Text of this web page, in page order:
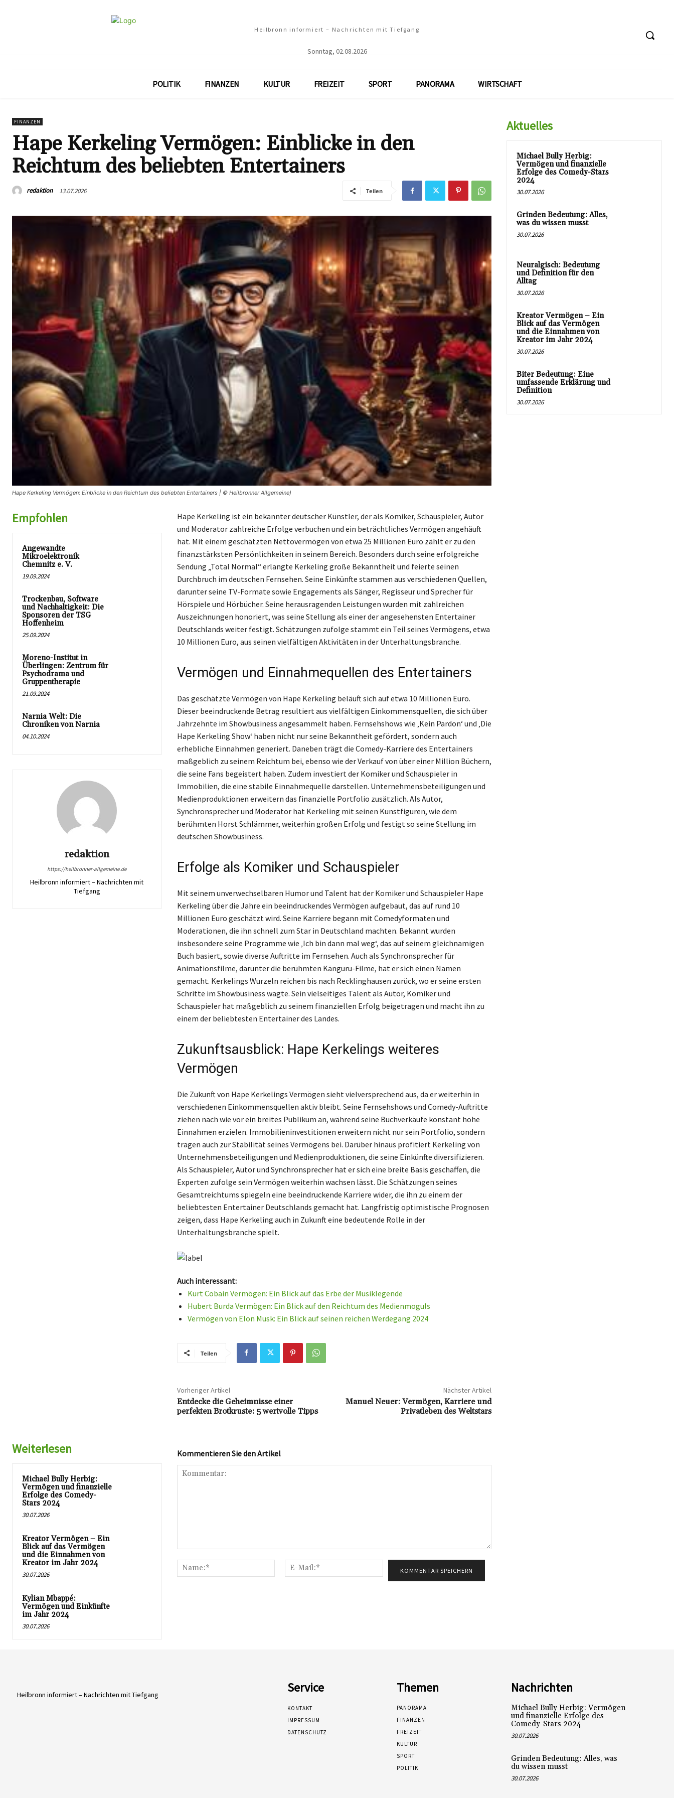
Heilbronn informiert – Nachrichten mit Tiefgang
Sonntag, 02.08.2026
POLITIK FINANZEN KULTUR FREIZEIT SPORT PANORAMA WIRTSCHAFT
FINANZEN
Hape Kerkeling Vermögen: Einblicke in den
Reichtum des beliebten Entertainers
redaktion 13.07.2026 Teilen
Hape Kerkeling Vermögen: Einblicke in den Reichtum des beliebten Entertainers | © Heilbronner Allgemeine)
Empfohlen
Angewandte
Mikroelektronik
Chemnitz e. V.
19.09.2024
Trockenbau, Software
und Nachhaltigkeit: Die
Sponsoren der TSG
Hoffenheim
25.09.2024
Moreno-Institut in
Überlingen: Zentrum für
Psychodrama und
Gruppentherapie
21.09.2024
Narnia Welt: Die
Chroniken von Narnia
04.10.2024
redaktion
https://heilbronner-allgemeine.de
Heilbronn informiert – Nachrichten mit
Tiefgang
Hape Kerkeling ist ein bekannter deutscher Künstler, der als Komiker, Schauspieler, Autor
und Moderator zahlreiche Erfolge verbuchen und ein beträchtliches Vermögen angehäuft
hat. Mit einem geschätzten Nettovermögen von etwa 25 Millionen Euro zählt er zu den
finanzstärksten Persönlichkeiten in seinem Bereich. Besonders durch seine erfolgreiche
Sendung „Total Normal“ erlangte Kerkeling große Bekanntheit und feierte seinen
Durchbruch im deutschen Fernsehen. Seine Einkünfte stammen aus verschiedenen Quellen,
darunter seine TV-Formate sowie Engagements als Sänger, Regisseur und Sprecher für
Hörspiele und Hörbücher. Seine herausragenden Leistungen wurden mit zahlreichen
Auszeichnungen honoriert, was seine Stellung als einer der angesehensten Entertainer
Deutschlands weiter festigt. Schätzungen zufolge stammt ein Teil seines Vermögens, etwa
10 Millionen Euro, aus seinen vielfältigen Aktivitäten in der Unterhaltungsbranche.
Vermögen und Einnahmequellen des Entertainers
Das geschätzte Vermögen von Hape Kerkeling beläuft sich auf etwa 10 Millionen Euro.
Dieser beeindruckende Betrag resultiert aus vielfältigen Einkommensquellen, die sich über
Jahrzehnte im Showbusiness angesammelt haben. Fernsehshows wie ‚Kein Pardon‘ und ‚Die
Hape Kerkeling Show‘ haben nicht nur seine Bekanntheit gefördert, sondern auch
erhebliche Einnahmen generiert. Daneben trägt die Comedy-Karriere des Entertainers
maßgeblich zu seinem Reichtum bei, ebenso wie der Verkauf von über einer Million Büchern,
die seine Fans begeistert haben. Zudem investiert der Komiker und Schauspieler in
Immobilien, die eine stabile Einnahmequelle darstellen. Unternehmensbeteiligungen und
Medienproduktionen erweitern das finanzielle Portfolio zusätzlich. Als Autor,
Synchronsprecher und Moderator hat Kerkeling mit seinen Kunstfiguren, wie dem
berühmten Horst Schlämmer, weiterhin großen Erfolg und festigt so seine Stellung im
deutschen Showbusiness.
Erfolge als Komiker und Schauspieler
Mit seinem unverwechselbaren Humor und Talent hat der Komiker und Schauspieler Hape
Kerkeling über die Jahre ein beeindruckendes Vermögen aufgebaut, das auf rund 10
Millionen Euro geschätzt wird. Seine Karriere begann mit Comedyformaten und
Moderationen, die ihn schnell zum Star in Deutschland machten. Bekannt wurden
insbesondere seine Programme wie ‚Ich bin dann mal weg‘, das auf seinem gleichnamigen
Buch basiert, sowie diverse Auftritte im Fernsehen. Auch als Synchronsprecher für
Animationsfilme, darunter die berühmten Känguru-Filme, hat er sich einen Namen
gemacht. Kerkelings Wurzeln reichen bis nach Recklinghausen zurück, wo er seine ersten
Schritte im Showbusiness wagte. Sein vielseitiges Talent als Autor, Komiker und
Schauspieler hat maßgeblich zu seinem finanziellen Erfolg beigetragen und macht ihn zu
einem der beliebtesten Entertainer des Landes.
Zukunftsausblick: Hape Kerkelings weiteres
Vermögen
Die Zukunft von Hape Kerkelings Vermögen sieht vielversprechend aus, da er weiterhin in
verschiedenen Einkommensquellen aktiv bleibt. Seine Fernsehshows und Comedy-Auftritte
ziehen nach wie vor ein breites Publikum an, während seine Buchverkäufe konstant hohe
Einnahmen erzielen. Immobilieninvestitionen erweitern nicht nur sein Portfolio, sondern
tragen auch zur Stabilität seines Vermögens bei. Darüber hinaus profitiert Kerkeling von
Unternehmensbeteiligungen und Medienproduktionen, die seine Einkünfte diversifizieren.
Als Schauspieler, Autor und Synchronsprecher hat er sich eine breite Basis geschaffen, die
Experten zufolge sein Vermögen weiterhin wachsen lässt. Die Schätzungen seines
Gesamtreichtums spiegeln eine beeindruckende Karriere wider, die ihn zu einem der
beliebtesten Entertainer Deutschlands gemacht hat. Langfristig optimistische Prognosen
zeigen, dass Hape Kerkeling auch in Zukunft eine bedeutende Rolle in der
Unterhaltungsbranche spielt.
Auch interessant:
Kurt Cobain Vermögen: Ein Blick auf das Erbe der Musiklegende
Hubert Burda Vermögen: Ein Blick auf den Reichtum des Medienmoguls
Vermögen von Elon Musk: Ein Blick auf seinen reichen Werdegang 2024
Teilen
Vorheriger Artikel
Entdecke die Geheimnisse einer
perfekten Brotkruste: 5 wertvolle Tipps
Nächster Artikel
Manuel Neuer: Vermögen, Karriere und
Privatleben des Weltstars
Weiterlesen
Michael Bully Herbig:
Vermögen und finanzielle
Erfolge des Comedy-
Stars 2024
30.07.2026
Kreator Vermögen – Ein
Blick auf das Vermögen
und die Einnahmen von
Kreator im Jahr 2024
30.07.2026
Kylian Mbappé:
Vermögen und Einkünfte
im Jahr 2024
30.07.2026
Kommentieren Sie den Artikel
Name:*
Mail:*
Aktuelles
Michael Bully Herbig:
Vermögen und finanzielle
Erfolge des Comedy-Stars
2024
30.07.2026
Grinden Bedeutung: Alles,
was du wissen musst
30.07.2026
Neuralgisch: Bedeutung
und Definition für den
Alltag
30.07.2026
Kreator Vermögen – Ein
Blick auf das Vermögen
und die Einnahmen von
Kreator im Jahr 2024
30.07.2026
Biter Bedeutung: Eine
umfassende Erklärung und
Definition
30.07.2026
Heilbronn informiert – Nachrichten mit Tiefgang Service
KONTAKT
IMPRESSUM
DATENSCHUTZ
Themen
PANORAMA
FINANZEN
FREIZEIT
KULTUR
SPORT
POLITIK
Nachrichten
Michael Bully Herbig: Vermögen
und finanzielle Erfolge des
Comedy-Stars 2024
30.07.2026
Grinden Bedeutung: Alles, was
du wissen musst
30.07.2026